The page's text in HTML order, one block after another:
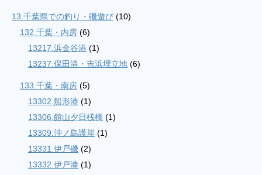
13.千葉県での釣り・磯遊び (10)
132.千葉・内房 (6)
13217.浜金谷港 (1)
13237.保田港・吉浜埋立地 (6)
133.千葉・南房 (5)
13302.船形港 (1)
13306.館山夕日桟橋 (1)
13309.沖ノ島護岸 (1)
13331.伊戸磯 (2)
13332.伊戸港 (1)